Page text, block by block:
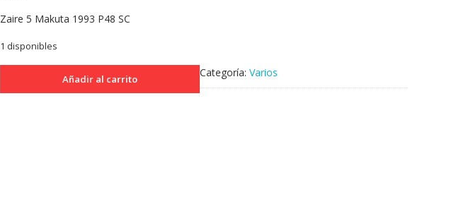
Zaire 5 Makuta 1993 P48 SC
1 disponibles
Añadir al carrito Categoría:Varios